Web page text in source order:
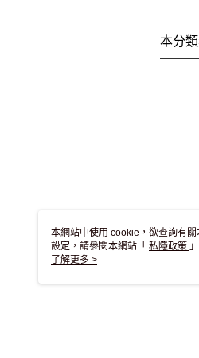
本分
本網站中使用 cookie，欲查詢有
設定，請參閱本網站「 私隱政策
用 cookie。
了解更多 >